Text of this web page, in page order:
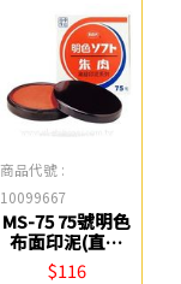
商品代號 :
10099667
MS-75 75號明色
布面印泥(直徑
8cm) 利百代
$116